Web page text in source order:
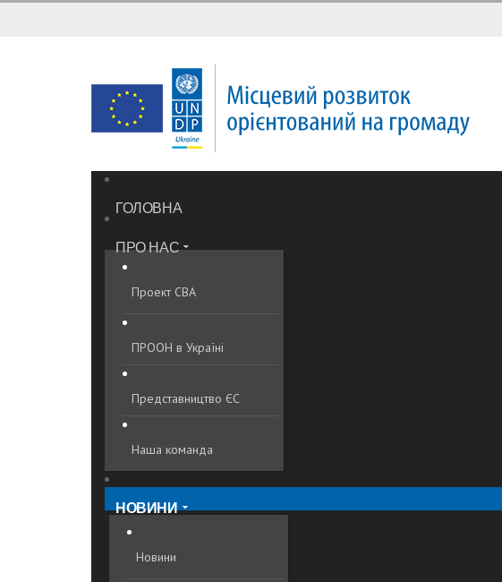
ГОЛОВНА
ПРО НАС
Проект CBA
ПРООН в Україні
Представництво ЄС
Наша команда
НОВИНИ
Новини